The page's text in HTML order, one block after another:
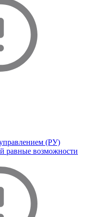
(РУ)
равные возможности